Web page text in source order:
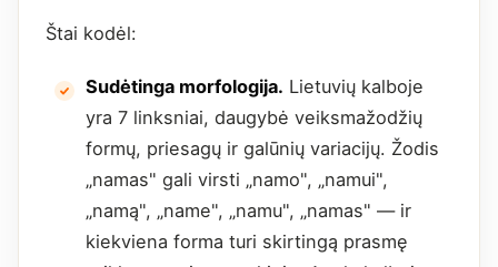
Štai kodėl:
Sudėtinga morfologija. Lietuvių kalboje
yra 7 linksniai, daugybė veiksmažodžių
formų, priesagų ir galūnių variacijų. Žodis
„namas" gali virsti „namo", „namui",
„namą", „name", „namu", „namas" — ir
kiekviena forma turi skirtingą prasmę